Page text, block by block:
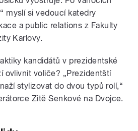
myslí si vedoucí katedry
a public relations z Fakulty
Karlovy.
kandidátů v prezidentské
ovlivnit voliče? „Prezidentští
stylizovat do dvou typů rolí,“
Zitě Senkové na Dvojce.